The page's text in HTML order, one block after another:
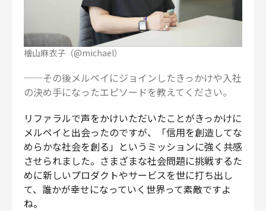
檜山麻衣子（@michael）
──その後メルペイにジョインしたきっかけや入社
の決め手になったエピソードを教えてください。
リファラルで声をかけいただいたことがきっかけに
メルペイと出会ったのですが、「信用を創造してな
めらかな社会を創る」というミッションに強く共感
させられました。さまざまな社会問題に挑戦するた
めに新しいプロダクトやサービスを世に打ち出し
て、誰かが幸せになっていく世界って素敵ですよ
ね。